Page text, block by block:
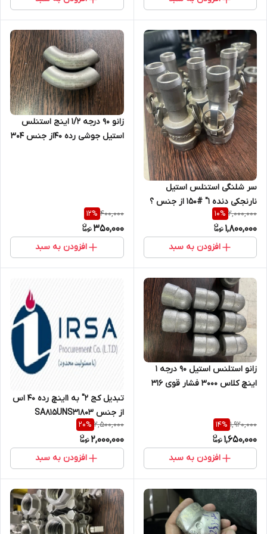
سر شلنگی استنلس استیل
نارنجکی دنده 1" #150 از جنس ؟
2,000,000
10%
1,800,000
افزودن به سبد
زانو 90 درجه 1/2 اینج استنلس
استیل جوشی رده 40از جنس 304
400,000
12%
350,000
افزودن به سبد
زانو استلنس استیل 90 درجه 1
اینچ کلاس 3000 فشار قوی 316
1,920,000
14%
1,650,000
افزودن به سبد
تبدیل کج 2" به 1اینچ رده 40 اس
از جنس SA815UNS31803
2,500,000
20%
2,000,000
افزودن به سبد